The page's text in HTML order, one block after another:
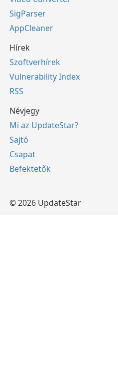
SigParser
AppCleaner
Hírek
Szoftverhírek
Vulnerability Index
RSS
Névjegy
Mi az UpdateStar?
Sajtó
Csapat
Befektetők
© 2026 UpdateStar